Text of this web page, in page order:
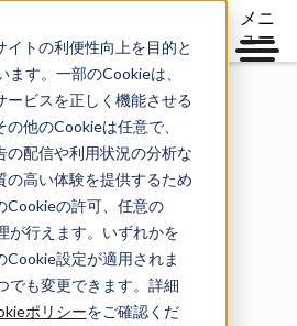
トの利便性向上を目的と
す。一部のCookieは、
ービスを正しく機能させる
他のCookieは任意で、
の配信や利用状況の分析な
の高い体験を提供するため
Cookieの許可、任意の
が行えます。いずれかを
設定が適用されま
でも変更できます。詳細
ポリシーをご確認くだ
メニ
ュー
ィー、
ー、
立っています。だから
。